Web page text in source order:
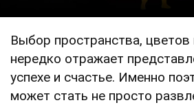
Выбор пространства,
нередко отражает
успехе и счастье. Именно
может стать не просто